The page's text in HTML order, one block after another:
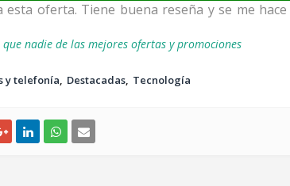
esta oferta. Tiene buena reseña y se me
nadie de las mejores ofertas y promociones
y telefonía Destacadas Tecnología